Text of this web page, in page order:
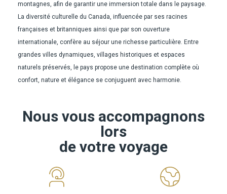
montagnes, afin de garantir une immersion totale dans le paysage.
La diversité culturelle du Canada, influencée par ses racines
françaises et britanniques ainsi que par son ouverture
internationale, confère au séjour une richesse particulière. Entre
grandes villes dynamiques, villages historiques et espaces
naturels préservés, le pays propose une destination complète où
confort, nature et élégance se conjuguent avec harmonie.
Nous vous accompagnons
lors
de votre voyage